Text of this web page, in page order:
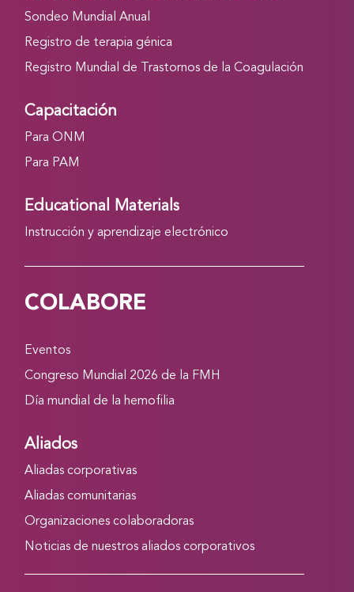
Sondeo Mundial Anual
Registro de terapia génica
Registro Mundial de Trastornos de la Coagulación
Capacitación
Para ONM
Para PAM
Educational Materials
Instrucción y aprendizaje electrónico
COLABORE
Eventos
Congreso Mundial 2026 de la FMH
Día mundial de la hemofilia
Aliados
Aliadas corporativas
Aliadas comunitarias
Organizaciones colaboradoras
Noticias de nuestros aliados corporativos